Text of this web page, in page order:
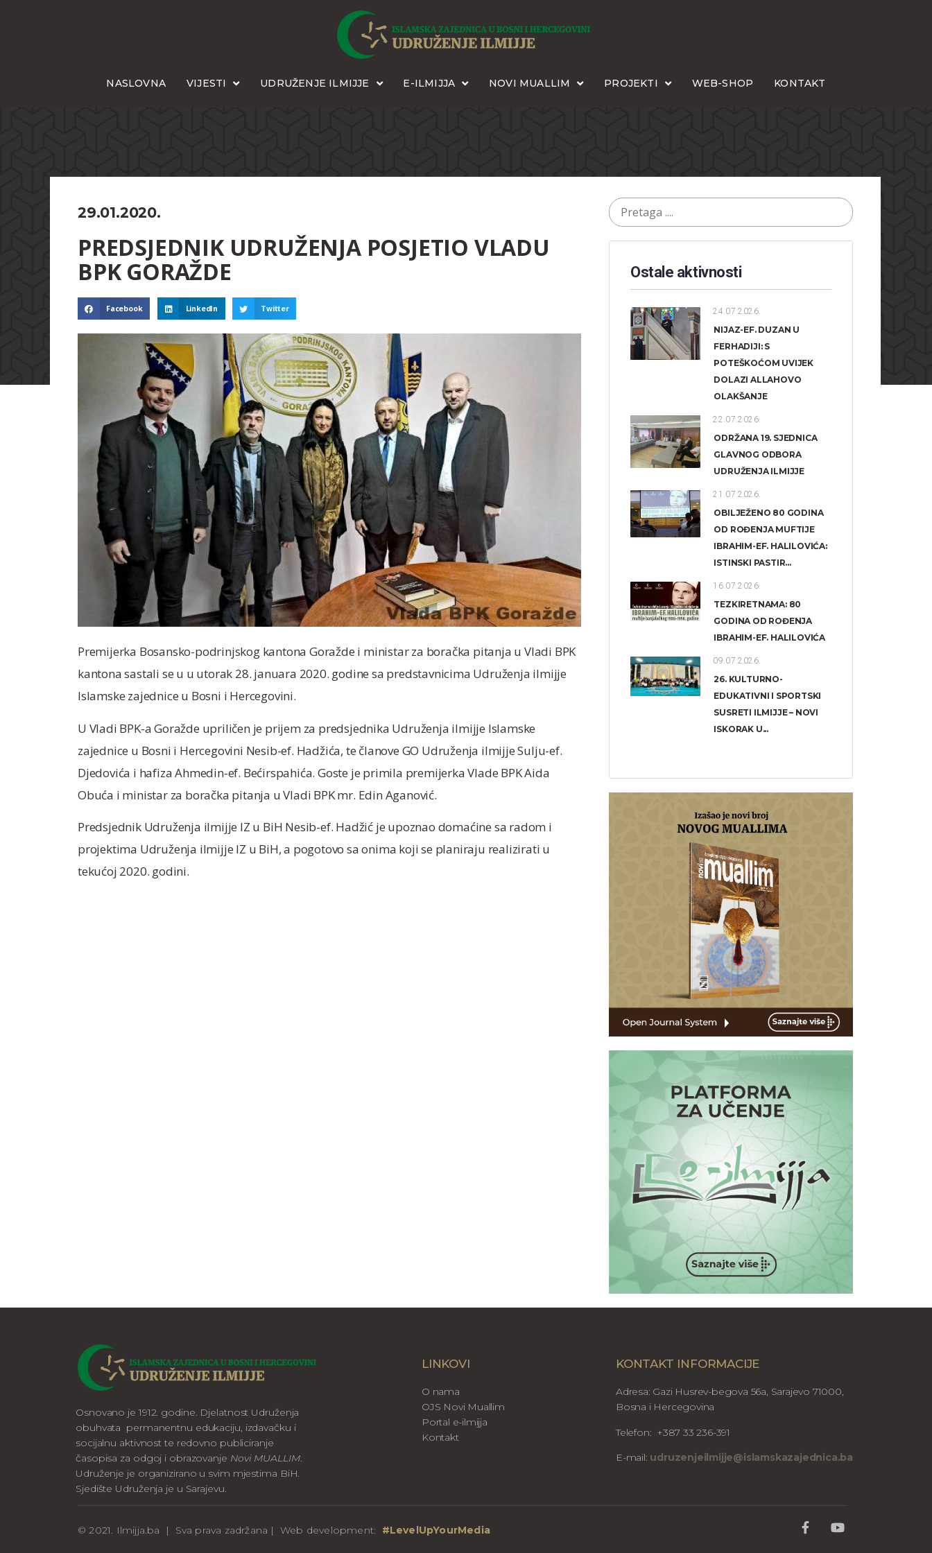
NASLOVNA VIJESTI UDRUŽENJE ILMIJJE E-ILMIJJA NOVI MUALLIM PROJEKTI WEB-SHOP KONTAKT
29.01.2020.
PREDSJEDNIK UDRUŽENJA POSJETIO VLADU
BPK GORAŽDE
Facebook LinkedIn Twitter
Premijerka Bosansko-podrinjskog kantona Goražde i ministar za boračka pitanja u Vladi BPK
kantona sastali se u u utorak 28. januara 2020. godine sa predstavnicima Udruženja ilmijje
Islamske zajednice u Bosni i Hercegovini.
U Vladi BPK-a Goražde upriličen je prijem za predsjednika Udruženja ilmijje Islamske
zajednice u Bosni i Hercegovini Nesib-ef. Hadžića, te članove GO Udruženja ilmijje Sulju-ef.
Djedovića i hafiza Ahmedin-ef. Bećirspahića. Goste je primila premijerka Vlade BPK Aida
Obuća i ministar za boračka pitanja u Vladi BPK mr. Edin Aganović.
Predsjednik Udruženja ilmijje IZ u BiH Nesib-ef. Hadžić je upoznao domaćine sa radom i
projektima Udruženja ilmijje IZ u BiH, a pogotovo sa onima koji se planiraju realizirati u
tekućoj 2020. godini.
Ostale aktivnosti
24.07.2026.
NIJAZ-EF. DUZAN U
FERHADIJI: S
POTEŠKOĆOM UVIJEK
DOLAZI ALLAHOVO
OLAKŠANJE
22.07.2026.
ODRŽANA 19. SJEDNICA
GLAVNOG ODBORA
UDRUŽENJA ILMIJJE
21.07.2026.
OBILJEŽENO 80 GODINA
OD ROĐENJA MUFTIJE
IBRAHIM-EF. HALILOVIĆA:
ISTINSKI PASTIR...
16.07.2026.
TEZKIRETNAMA: 80
GODINA OD ROĐENJA
IBRAHIM-EF. HALILOVIĆA
09.07.2026.
26. KULTURNO-
EDUKATIVNI I SPORTSKI
SUSRETI ILMIJJE – NOVI
ISKORAK U...
Osnovano je 1912. godine. Djelatnost Udruženja
obuhvata permanentnu edukaciju, izdavačku i
socijalnu aktivnost te redovno publiciranje
časopisa za odgoj i obrazovanje Novi MUALLIM.
Udruženje je organizirano u svim mjestima BiH.
Sjedište Udruženja je u Sarajevu.
LINKOVI
O nama
OJS Novi Muallim
Portal e-ilmijja
Kontakt
KONTAKT INFORMACIJE
Adresa: Gazi Husrev-begova 56a, Sarajevo 71000,
Bosna i Hercegovina
Telefon: +387 33 236-391
E-mail: udruzenjeilmijje@islamskazajednica.ba
© 2021. Ilmijja.ba | Sva prava zadržana | Web development: #LevelUpYourMedia